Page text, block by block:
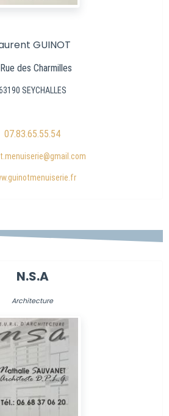
GUINOT
des Charmilles
SEYCHALLES
07.83.65.55.54
N.S.A
Architecture